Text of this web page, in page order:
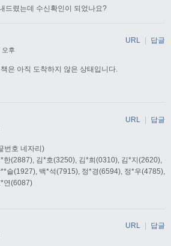
드렸는데 수신확인이 되었나요?
오후
은 아직 도착하지 않은 상태입니다.
URL | 답글
번호 네자리)
(2887), 김*호(3250), 김*희(0310), 김*지(2620),
슬(1927), 백*석(7915), 정*경(6594), 정*우(4785),
연(6087)
URL | 답글
URL 답글